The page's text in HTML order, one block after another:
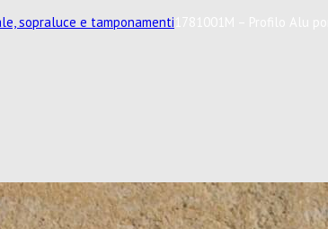
sopraluce e tamponamenti